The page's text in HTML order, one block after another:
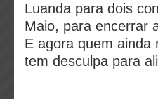
Luanda para dois
Maio, para encerrar
E agora quem ainda
tem desculpa para